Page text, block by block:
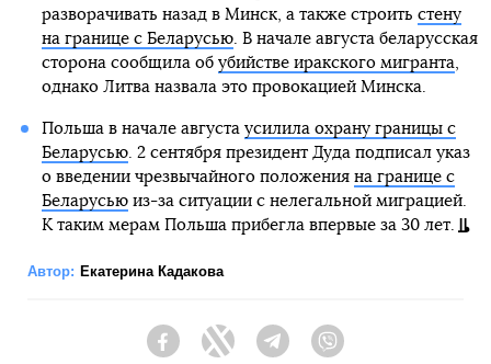
разворачивать назад в Минск, а также строить стену
на границе с Беларусью. В начале августа беларусская
сторона сообщила об убийстве иракского мигранта
однако Литва назвала это провокацией Минска.
Польша в начале августа усилила охрану границы с
Беларусью. 2 сентября президент Дуда подписал указ
о введении чрезвычайного положения на границе с
Беларусьюиз-за ситуации с нелегальной миграцией.
К таким мерам Польша прибегла впервые за 30 лет.
Автор: Екатерина Кадакова
FacebookTwitter Telegram